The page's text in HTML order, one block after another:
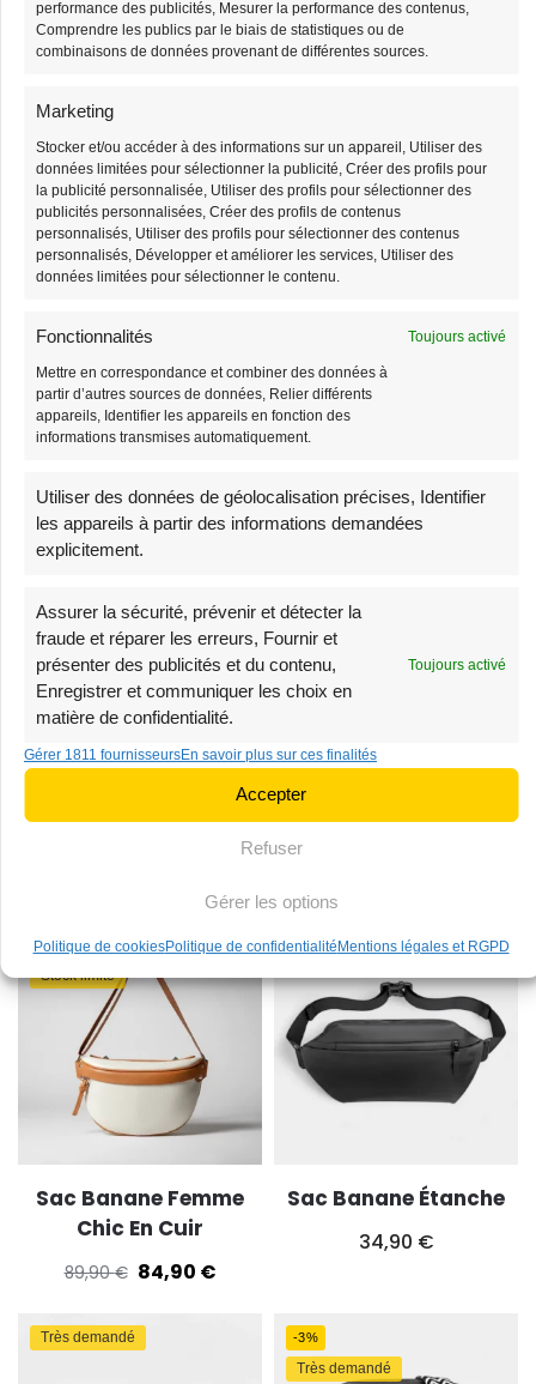
performance des publicités, Mesurer la performance des contenus,
Comprendre les publics par le biais de statistiques ou de
combinaisons de données provenant de différentes sources.
Marketing
Stocker et/ou accéder à des informations sur un appareil, Utiliser des
données limitées pour sélectionner la publicité, Créer des profils pour
la publicité personnalisée, Utiliser des profils pour sélectionner des
publicités personnalisées, Créer des profils de contenus
personnalisés, Utiliser des profils pour sélectionner des contenus
personnalisés, Développer et améliorer les services, Utiliser des
données limitées pour sélectionner le contenu.
Fonctionnalités Toujours activé
Mettre en correspondance et combiner des données à
partir d’autres sources de données, Relier différents
appareils, Identifier les appareils en fonction des
informations transmises automatiquement.
Utiliser des données de géolocalisation précises, Identifier
les appareils à partir des informations demandées
explicitement.
Assurer la sécurité, prévenir et détecter la
fraude et réparer les erreurs, Fournir et
présenter des publicités et du contenu,
Enregistrer et communiquer les choix en
matière de confidentialité.
Toujours activé
Gérer 1811 fournisseursEn savoir plus sur ces finalités
Accepter
Refuser
Gérer les options
Politique de cookiesPolitique de confidentialité Mentions légales et RGPD
Femme
39,90 € 38,90
Stock limité
Sac Banane Velours
Côtelé Beige
Stock limité
Sac Banane Homme
-3%
Stock limité
Petit Sac Banane
Bandoulière Femme
-3%
Sac Banane XL Velours
34,90€ 33,90€
-6%
Stock limité
Sac Banane Femme
Chic En Cuir
89,90€ 84,90 €
Très demandé
Sac Banane Étanche
34,90 €
Très demandé -3%
Très demandé